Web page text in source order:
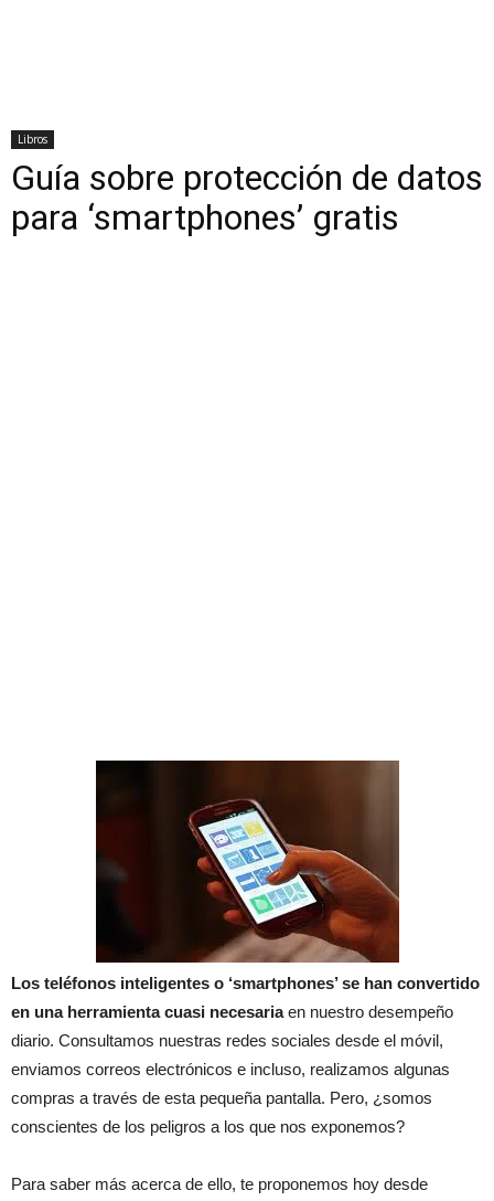
Libros
Guía sobre protección de datos
para ‘smartphones’ gratis
Los teléfonos inteligentes o ‘smartphones’ se han convertido
en una herramienta cuasi necesariaen nuestro desempeño
diario. Consultamos nuestras redes sociales desde el móvil,
enviamos correos electrónicos e incluso, realizamos algunas
compras a través de esta pequeña pantalla. Pero, ¿somos
conscientes de los peligros a los que nos exponemos?
Para saber más acerca de ello, te proponemos hoy desde